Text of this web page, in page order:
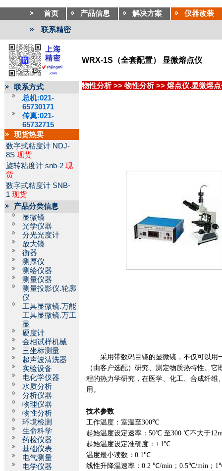
首页 产品信息 解决方案 仪器改装
联系精密
WRX-1S（全套配置） 显微熔点仪
联系方式
总机:021-
65730171
传真:021-
65732715
现货热卖
数字式粘度计 NDJ-
8S 现货
旋转粘度计 snb-2 现
货
数字式粘度计 SNB-
1 现货
产品分类信息
显微镜
光学仪器
分光光度计
放大镜
衡器
测厚仪
测绘仪器
测量仪器
测量投影仪.轮廓
仪
工具显微镜.万能
工具显微镜.万工
显
硬度计
金相试样机械
三坐标测量
超声波清洗器
实验设备
电化学仪器
水质分析
分析仪器
物理仪器
物性分析
环境检测
生命科学
药检仪器
基础仪表
电气测量
电学仪器
物性分析 >> 物性分析 >> 熔点仪.显微熔
采用带数码目镜的显微镜，不仅可以用
（由客户选配）研究、测定物质热特性。
程的热力学研究，在医学、化工、合成纤
用。
技术参数
工作温度：室温至300℃
起始温度设定速率：50℃ 至300℃不大于
起始温度设定准确度：± l℃
温度最小读数：0.1℃
线性升降温速率：0.2℃/min ；0.5℃/min ； 1